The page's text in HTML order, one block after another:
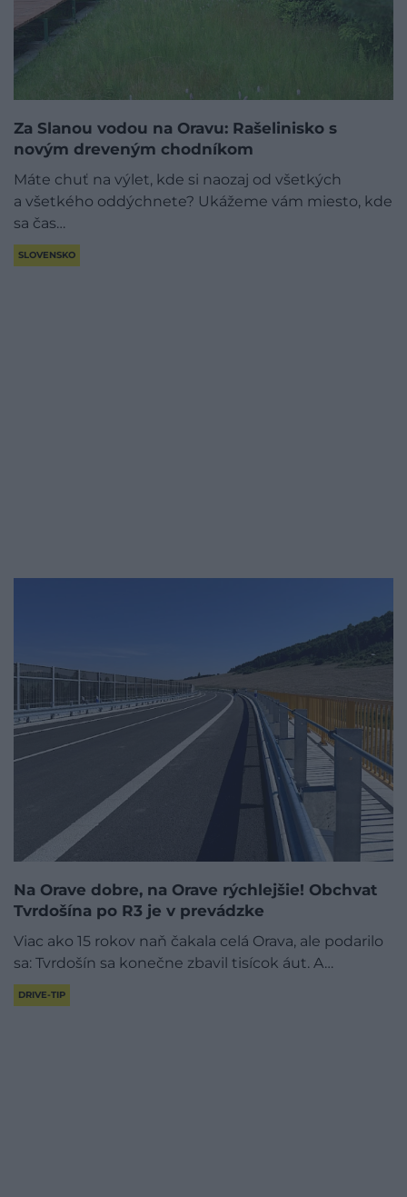
Za Slanou vodou na Oravu: Rašelinisko s
novým dreveným chodníkom
Máte chuť na výlet, kde si naozaj od všetkých
a všetkého oddýchnete? Ukážeme vám miesto, kde
sa čas…
SLOVENSKO
Na Orave dobre, na Orave rýchlejšie! Obchvat
Tvrdošína po R3 je v prevádzke
Viac ako 15 rokov naň čakala celá Orava, ale podarilo
sa: Tvrdošín sa konečne zbavil tisícok áut. A…
DRIVE-TIP